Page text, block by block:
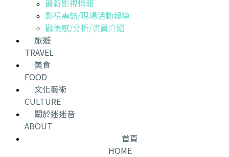
最新影視情報
影視專訪/現場活動報導
觀後感/分析/演員介紹
旅遊
TRAVEL
美食
FOOD
文化藝術
CULTURE
關於迷迷音
ABOUT
首頁
HOME